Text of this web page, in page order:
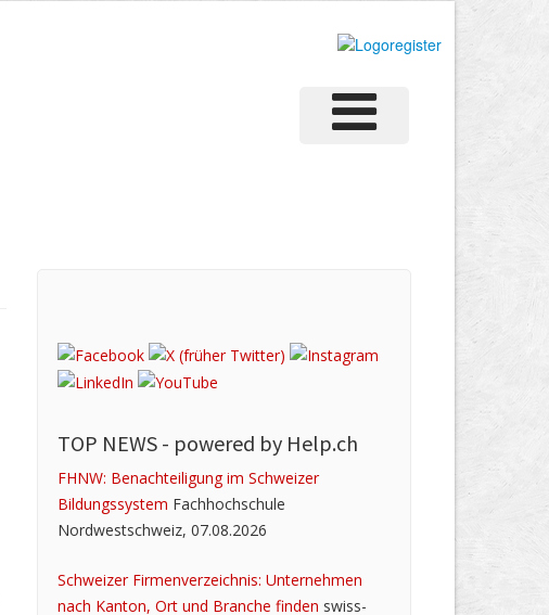
TOP NEWS - powered by Help.ch
FHNW: Benachteiligung im Schweizer
Bildungssystem Fachhochschule
Nordwestschweiz, 07.08.2026
Schweizer Firmenverzeichnis: Unternehmen
nach Kanton, Ort und Branche finden swiss-